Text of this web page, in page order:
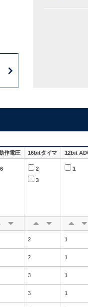
作電圧 16bitタイマ 12bit
2
3
1
2 1
2 1
3 1
3 1